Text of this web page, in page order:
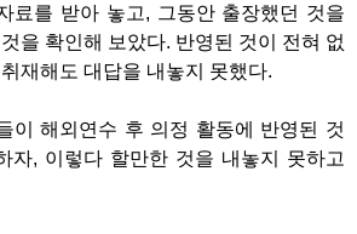
료를 받아 놓고, 그동안 출장했던 것을
을 확인해 보았다. 반영된 것이 전혀 없
재해도 대답을 내놓지 못했다.
이 해외연수 후 의정 활동에 반영된 것
자, 이렇다 할만한 것을 내놓지 못하고